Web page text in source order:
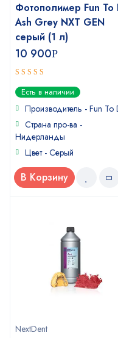
Фотополимер Fun To
Ash Grey NXT GEN
серый (1 л)
10 900Р
4.75out
of 5
Есть в наличии
Производитель - Fun To
Страна про-ва -
Нидерланды
Цвет - Серый
В Корзину
NextDent